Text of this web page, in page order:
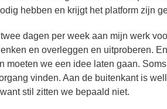
hebben en krijgt het platform zijn
dagen per week aan mijn werk
en overleggen en uitproberen.
moeten we een idee laten gaan.
vinden. Aan de buitenkant is
stil zitten we bepaald niet.